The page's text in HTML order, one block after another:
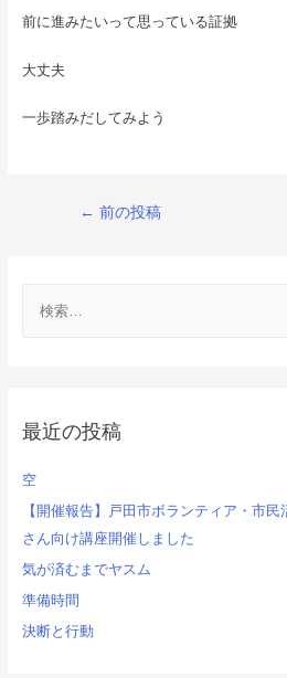
前に進みたいって思っている証拠
大丈夫
一歩踏みだしてみよう
ビ
シ
← 前の投稿
最近の投稿
空
【開催報告】戸田市ボランティア・市
さん向け講座開催しました
気が済むまでヤスム
準備時間
決断と行動